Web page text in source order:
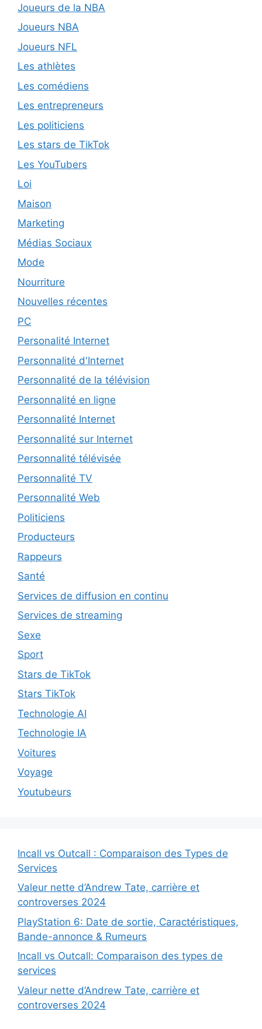
Joueurs de la NBA
Joueurs NBA
Joueurs NFL
Les athlètes
Les comédiens
Les entrepreneurs
Les politiciens
Les stars de TikTok
Les YouTubers
Loi
Maison
Marketing
Médias Sociaux
Mode
Nourriture
Nouvelles récentes
PC
Personalité Internet
Personnalité d'Internet
Personnalité de la télévision
Personnalité en ligne
Personnalité Internet
Personnalité sur Internet
Personnalité télévisée
Personnalité TV
Personnalité Web
Politiciens
Producteurs
Rappeurs
Santé
Services de diffusion en continu
Services de streaming
Sexe
Sport
Stars de TikTok
Stars TikTok
Technologie AI
Technologie IA
Voitures
Voyage
Youtubeurs
Incall vs Outcall : Comparaison des Types de
Services
Valeur nette d’Andrew Tate, carrière et
controverses 2024
PlayStation 6: Date de sortie, Caractéristiques,
Bande-annonce & Rumeurs
Incall vs Outcall: Comparaison des types de
services
Valeur nette d’Andrew Tate, carrière et
controverses 2024